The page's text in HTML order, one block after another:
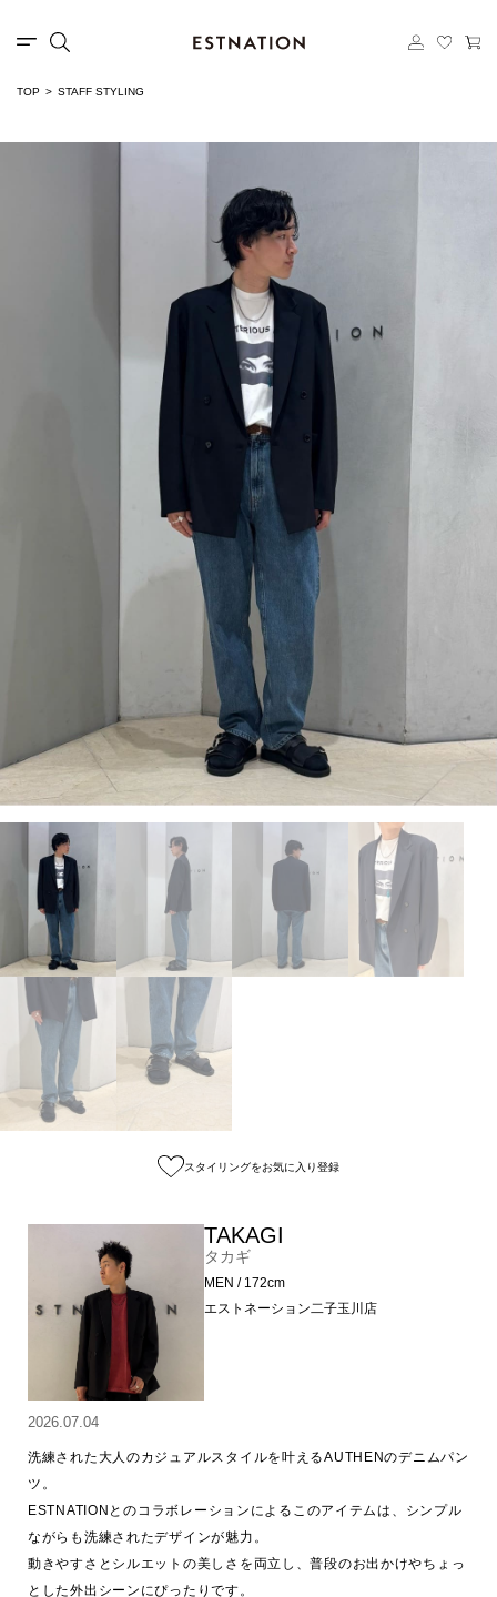
TOP STAFF STYLING
スタイリングをお気に入り登録
TAKAGI
タカギ
MEN / 172cm
エストネーション二子玉川店
2026.07.04
洗練された大人のカジュアルスタイルを叶えるAUTHENのデニムパン
ツ。
ESTNATIONとのコラボレーションによるこのアイテムは、シンプル
ながらも洗練されたデザインが魅力。
動きやすさとシルエットの美しさを両立し、普段のお出かけやちょっ
とした外出シーンにぴったりです。